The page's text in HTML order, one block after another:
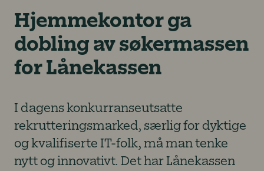
Hjemmekontor ga
dobling av søkermassen
for Lånekassen
I dagens konkurranseutsatte
rekrutteringsmarked, særlig for dyktige
og kvalifiserte IT-folk, må man tenke
nytt og innovativt. Det har Lånekassen